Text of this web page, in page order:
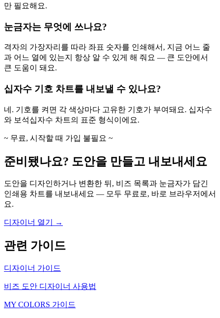
만 필요해요.
눈금자는 무엇에 쓰나요?
격자의 가장자리를 따라 좌표 숫자를 인쇄해서, 지금 어느 줄
과 어느 열에 있는지 항상 알 수 있게 해 줘요 — 큰 도안에서
큰 도움이 돼요.
십자수 기호 차트를 내보낼 수 있나요?
네. 기호를 켜면 각 색상마다 고유한 기호가 부여돼요. 십자수
와 보석십자수 차트의 표준 형식이에요.
~ 무료, 시작할 때 가입 불필요 ~
준비됐나요? 도안을 만들고 내보내세요
도안을 디자인하거나 변환한 뒤, 비즈 목록과 눈금자가 담긴
인쇄용 차트를 내보내세요 — 모두 무료로, 바로 브라우저에서
요.
디자이너 열기 →
관련 가이드
디자이너 가이드
비즈 도안 디자이너 사용법
MY COLORS 가이드